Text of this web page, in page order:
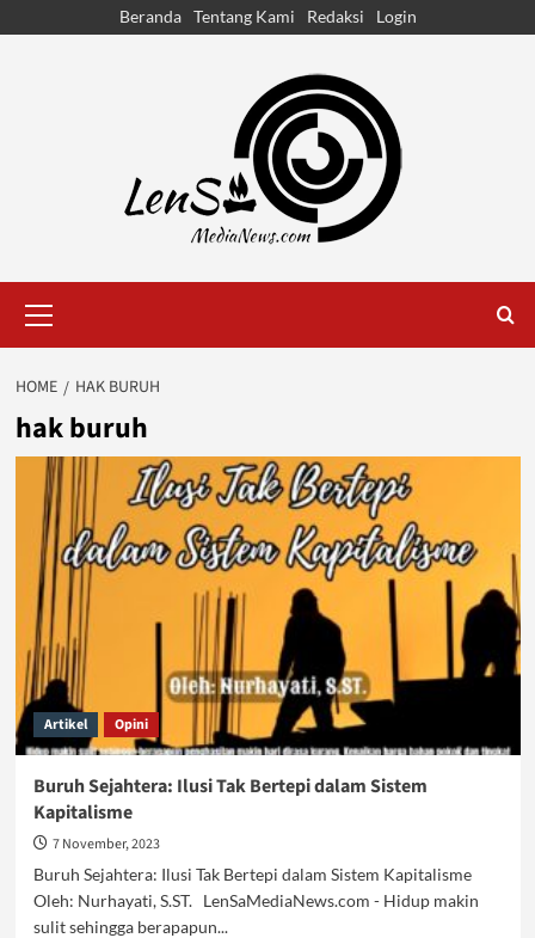
Beranda Tentang Kami Redaksi Login
Menu
HOME HAK BURUH
hak buruh
Artikel Opini
Buruh Sejahtera: Ilusi Tak Bertepi dalam Sistem
Kapitalisme
7 November, 2023
Buruh Sejahtera: Ilusi Tak Bertepi dalam Sistem Kapitalisme
Oleh: Nurhayati, S.ST. LenSaMediaNews.com - Hidup makin
sulit sehingga berapapun...